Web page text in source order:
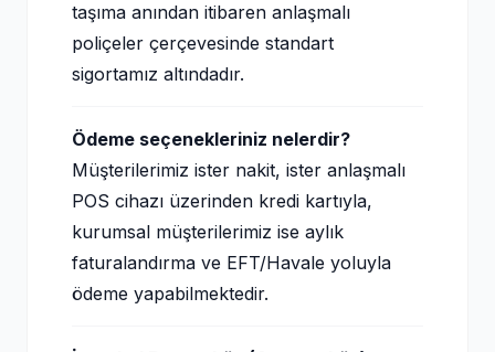
taşıma anından itibaren anlaşmalı
poliçeler çerçevesinde standart
sigortamız altındadır.
Ödeme seçenekleriniz nelerdir?
Müşterilerimiz ister nakit, ister anlaşmalı
POS cihazı üzerinden kredi kartıyla,
kurumsal müşterilerimiz ise aylık
faturalandırma ve EFT/Havale yoluyla
ödeme yapabilmektedir.